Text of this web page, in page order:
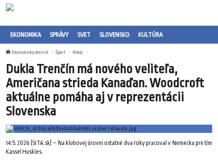
EKONOMIKA SPRÁVY SVET SLOVENSKO KULTÚRA
Ekonomický denník Šport Hokej
Dukla Trenčín má nového veliteľa,
Američana strieda Kanaďan. Woodcroft
aktuálne pomáha aj v reprezentácii
Slovenska
14.5.2026 (SITA.sk) – Na klubovej úrovni ostatné dva roky pracoval v Nemecku pre tím
Kassel Huskies.